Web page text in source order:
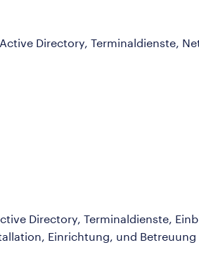
Directory, Terminaldienste,
Directory, Terminaldienste,
Einrichtung, und Betreuung